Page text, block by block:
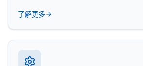
了解更多